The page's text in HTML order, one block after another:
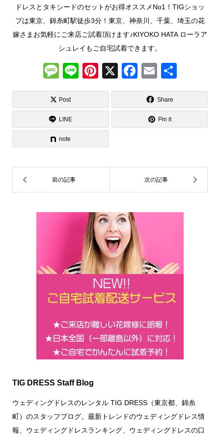
ドレスとタキシードのセットがお得オススメNo1！TIGショッ
プは東京、錦糸町駅徒歩3分！東京、神奈川、千葉、埼玉の花
嫁さまお気軽にご来店ご試着頂けます♪KIYOKO HATA ローラア
シュレイもご自宅試着できます。
M
e
ss
a
g
e
Li
n
Pi
nt
st
X
F
a
c
e
b
o
k
E
m
ail
有
Post Share
LINE Pin it
note
TIG DRESS Staff Blog
ウェディングドレスのレンタル TIG DRESS（東京都、錦糸
町）のスタッフブログ。最新トレンドのウェディングドレス情
報、ウェディングドレスランキング、ウェディングドレスの口